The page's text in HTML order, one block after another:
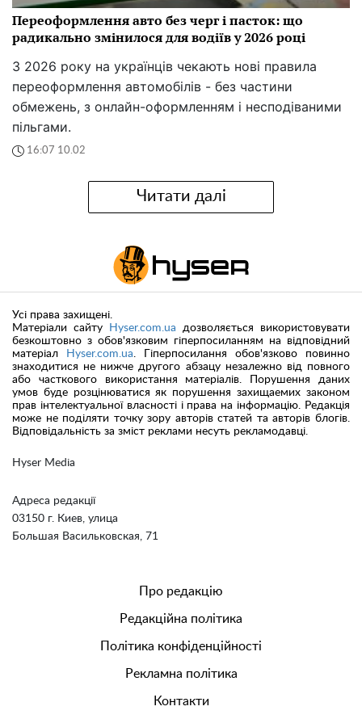
Переоформлення авто без черг і пасток: що
радикально змінилося для водіїв у 2026 році
З 2026 року на українців чекають нові правила
переоформлення автомобілів - без частини
обмежень, з онлайн-оформленням і несподіваними
пільгами.
16:07 10.02
Читати далі
Hyser Media
Адреса редакції
03150 г. Киев, улица
Большая Васильковская, 71
Усі права захищені.
Матеріали сайту
Hyser.com.ua дозволяється використовувати
безкоштовно з обов'язковим гіперпосиланням на відповідний
матеріал
Hyser.com.ua. Гіперпосилання обов'язково повинно
знаходитися не нижче другого абзацу незалежно від повного
або часткового використання матеріалів. Порушення даних
умов буде розцінюватися як порушення захищаемих законом
прав інтелектуальної власності і права на інформацію. Редакція
може не поділяти точку зору авторів статей та авторів блогів.
Відповідальність за зміст реклами несуть рекламодавці.
Про редакцію
Редакційна політика
Політика конфіденційності
Рекламна політика
Контакти